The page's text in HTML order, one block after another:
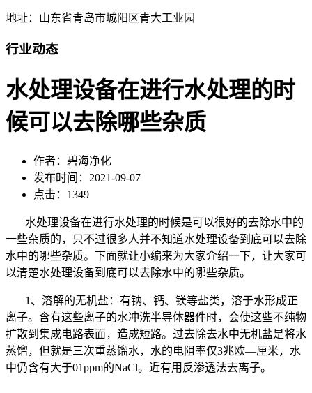
地址：山东省青岛市城阳区青大工业园
行业动态
水处理设备在进行水处理的时
候可以去除哪些杂质
作者：碧海净化
发布时间：2021-09-07
点击：1349
水处理设备在进行水处理的时候是可以很好的去除水中的
一些杂质的，只不过很多人并不知道水处理设备到底可以去除
水中的哪些杂质。下面就让小编来为大家介绍一下，让大家可
以清楚水处理设备到底可以去除水中的哪些杂质。
1、溶解的无机盐：有钠、钙、镁等盐类，溶于水形成正
离子。含有这些离子的水冲洗半导体器件时，会使这些不纯物
扩散到集成电路表面，造成短路。过去除去水中无机盐是将水
蒸馏，但就是三次重蒸馏水，水的电阻率仅3兆欧—厘米，水
中仍含有大于01ppm的NaCl。近有用反渗透法去离子。